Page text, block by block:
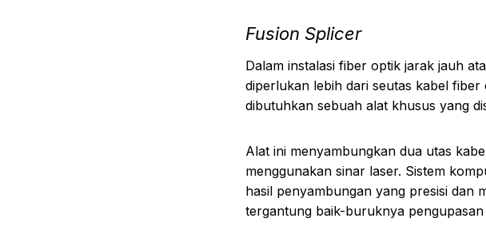
Fusion Splicer
Dalam instalasi fiber optik jarak jauh
diperlukan lebih dari seutas kabel
dibutuhkan sebuah alat khusus yang
Alat ini menyambungkan dua utas
menggunakan sinar laser. Sistem
hasil penyambungan yang presisi dan
tergantung baik-buruknya